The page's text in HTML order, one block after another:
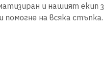
и нашият екип
помогне на всяка стъпка.